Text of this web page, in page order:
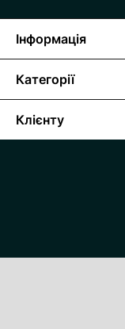
Інформація
Категорії
Клієнту